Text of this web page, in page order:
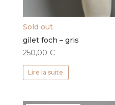
Sold out
gilet foch – gris
250,00 €
Lire la suite